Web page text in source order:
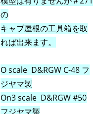
の
キャブ屋根の工具箱を取
れば出来ます。
O scale D&RGW C-48 フ
ジヤマ製
On3 scale D&RGW #50
フジヤマ製